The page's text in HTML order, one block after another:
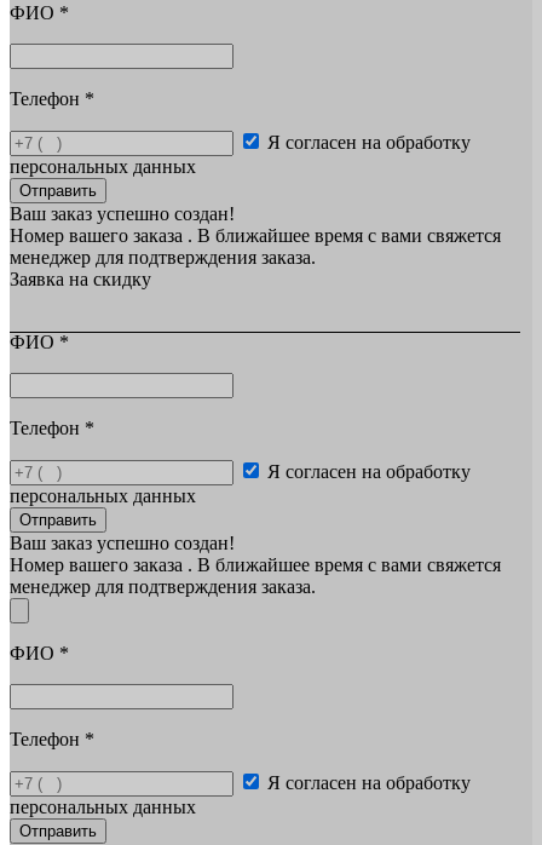
ФИО *
Телефон *
Я согласен на обработку
персональных данных
Отправить
Ваш заказ успешно создан!
Номер вашего заказа . В ближайшее время с вами свяжется
менеджер для подтверждения заказа.
Заявка на скидку
ФИО *
Телефон *
Я согласен на обработку
персональных данных
Отправить
Ваш заказ успешно создан!
Номер вашего заказа . В ближайшее время с вами свяжется
менеджер для подтверждения заказа.
ФИО *
Телефон *
Я согласен на обработку
персональных данных
Отправить